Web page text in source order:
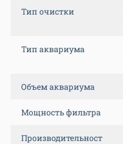
Тип очистки
Тип аквариума
Объем аквариума
Мощность фильтра
Производительност